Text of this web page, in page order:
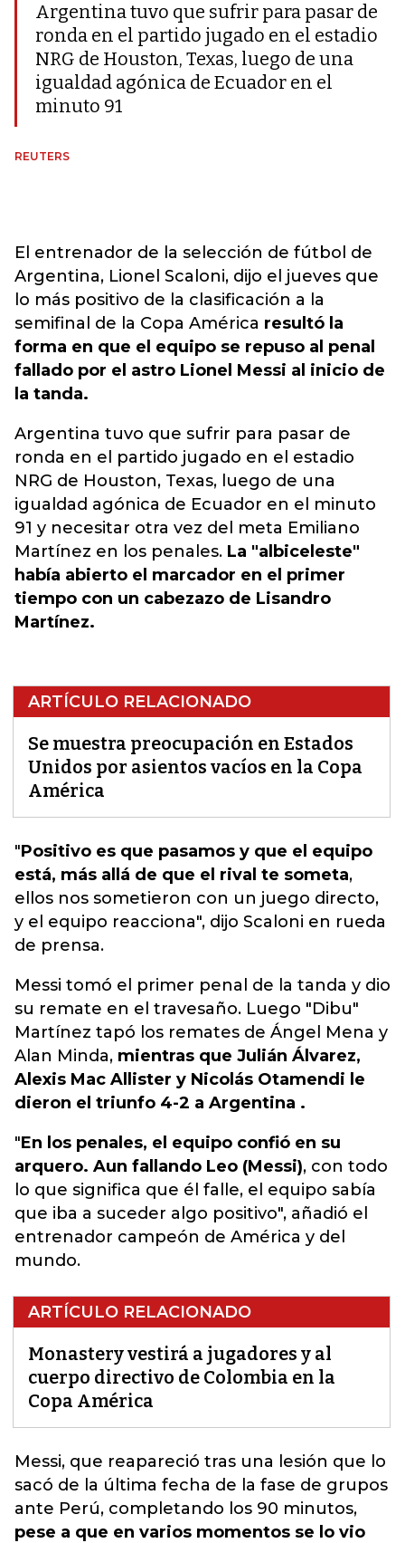
Argentina tuvo que sufrir para pasar de
ronda en el partido jugado en el estadio
NRG de Houston, Texas, luego de una
igualdad agónica de Ecuador en el
minuto 91
REUTERS
El entrenador de la selección de fútbol de
Argentina, Lionel Scaloni, dijo el jueves que
lo más positivo de la clasificación a la
semifinal de la Copa América resultó la
forma en que el equipo se repuso al penal
fallado por el astro Lionel Messi al inicio de
la tanda.
Argentina tuvo que sufrir para pasar de
ronda en el partido jugado en el estadio
NRG de Houston, Texas, luego de una
igualdad agónica de Ecuador en el minuto
91 y necesitar otra vez del meta Emiliano
Martínez en los penales. La "albiceleste"
había abierto el marcador en el primer
tiempo con un cabezazo de Lisandro
Martínez.
ARTÍCULO RELACIONADO
Se muestra preocupación en Estados
Unidos por asientos vacíos en la Copa
América
"Positivo es que pasamos y que el equipo
está, más allá de que el rival te someta,
ellos nos sometieron con un juego directo,
y el equipo reacciona", dijo Scaloni en rueda
de prensa.
Messi tomó el primer penal de la tanda y dio
su remate en el travesaño. Luego "Dibu"
Martínez tapó los remates de Ángel Mena y
Alan Minda, mientras que Julián Álvarez,
Alexis Mac Allister y Nicolás Otamendi le
dieron el triunfo 4-2 a Argentina .
"En los penales, el equipo confió en su
arquero. Aun fallando Leo (Messi), con todo
lo que significa que él falle, el equipo sabía
que iba a suceder algo positivo", añadió el
entrenador campeón de América y del
mundo.
ARTÍCULO RELACIONADO
Monastery vestirá a jugadores y al
cuerpo directivo de Colombia en la
Copa América
Messi, que reapareció tras una lesión que lo
sacó de la última fecha de la fase de grupos
ante Perú, completando los 90 minutos,
pese a que en varios momentos se lo vio